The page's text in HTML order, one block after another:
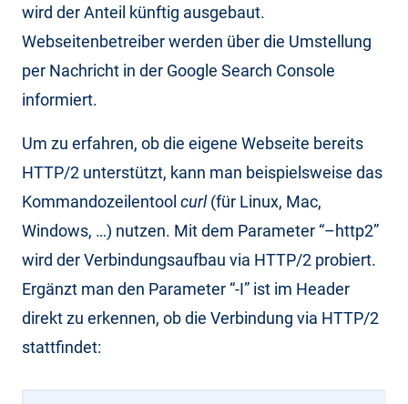
wird der Anteil künftig ausgebaut.
Webseitenbetreiber werden über die Umstellung
per Nachricht in der Google Search Console
informiert.
Um zu erfahren, ob die eigene Webseite bereits
HTTP/2 unterstützt, kann man beispielsweise das
Kommandozeilentool curl(für Linux, Mac,
Windows, …) nutzen. Mit dem Parameter “–http2”
wird der Verbindungsaufbau via HTTP/2 probiert.
Ergänzt man den Parameter “-I” ist im Header
direkt zu erkennen, ob die Verbindung via HTTP/2
stattfindet: